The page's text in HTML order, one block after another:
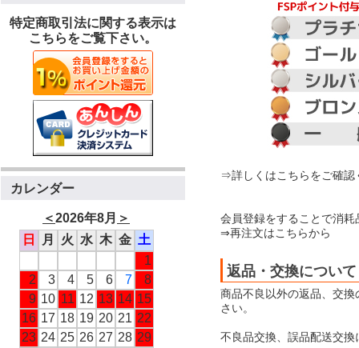
特定商取引法に関する表示は
こちらをご覧下さい。
カレンダー
＜2026年8月 ＞
日
月 火 水 木 金 土
1
2
3 4 5 6 7
8
9 10 11 12 13 14 15
16 17 18 19 20 21 22
23 24 25 26 27 28 29
⇒詳しくはこちらをご確認
会員登録をすることで消
⇒再注文はこちらから
返品・交換について
商品不良以外の返品、交
さい。
不良品交換、誤品配送交